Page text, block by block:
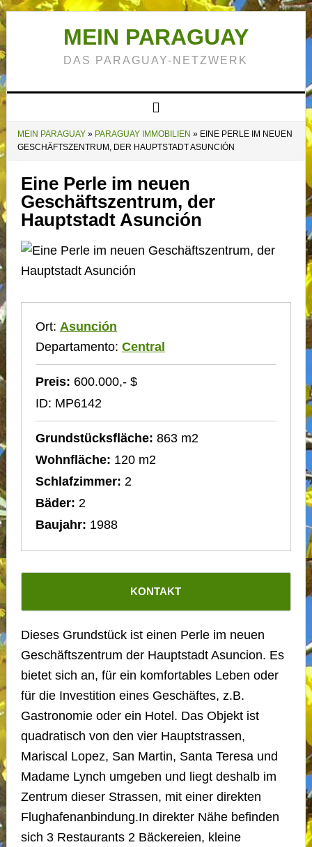
MEIN PARAGUAY
DAS PARAGUAY-NETZWERK
MEIN PARAGUAY» PARAGUAY IMMOBILIEN » EINE PERLE IM NEUEN
GESCHÄFTSZENTRUM, DER HAUPTSTADT ASUNCIÓN
Eine Perle im neuen
Geschäftszentrum, der
Hauptstadt Asunción
Ort: Asunción
Departamento: Central
Preis: 600.000,- $
ID: MP6142
Grundstücksfläche: 863 m2
Wohnfläche: 120 m2
Schlafzimmer: 2
Bäder: 2
Baujahr: 1988
KONTAKT
Dieses Grundstück ist einen Perle im neuen
Geschäftszentrum der Hauptstadt Asuncion. Es
bietet sich an, für ein komfortables Leben oder
für die Investition eines Geschäftes, z.B.
Gastronomie oder ein Hotel. Das Objekt ist
quadratisch von den vier Hauptstrassen,
Mariscal Lopez, San Martin, Santa Teresa und
Madame Lynch umgeben und liegt deshalb im
Zentrum dieser Strassen, mit einer direkten
Flughafenanbindung.In direkter Nähe befinden
sich 3 Restaurants 2 Bäckereien, kleine